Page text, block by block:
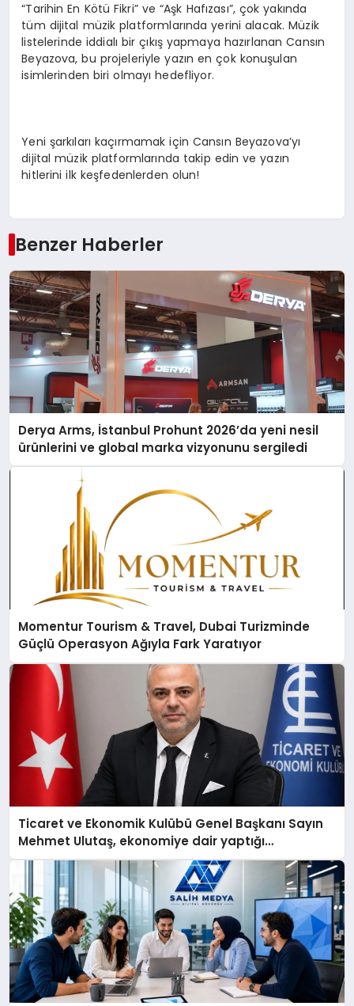
“Tarihin En Kötü Fikri” ve “Aşk Hafızası”, çok yakında
tüm dijital müzik platformlarında yerini alacak. Müzik
listelerinde iddialı bir çıkış yapmaya hazırlanan Cansın
Beyazova, bu projeleriyle yazın en çok konuşulan
isimlerinden biri olmayı hedefliyor.
Yeni şarkıları kaçırmamak için Cansın Beyazova’yı
dijital müzik platformlarında takip edin ve yazın
hitlerini ilk keşfedenlerden olun!
Benzer Haberler
Derya Arms, İstanbul Prohunt 2026’da yeni nesil
ürünlerini ve global marka vizyonunu sergiledi
Momentur Tourism & Travel, Dubai Turizminde
Güçlü Operasyon Ağıyla Fark Yaratıyor
Ticaret ve Ekonomik Kulübü Genel Başkanı Sayın
Mehmet Ulutaş, ekonomiye dair yaptığı
açıklamada şunları kaydetti: